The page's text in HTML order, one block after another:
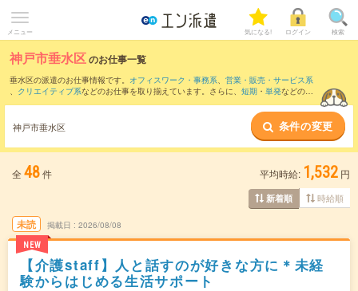
メニュー 気になる! ログイン 検索
神戸市垂水区のお仕事一覧
垂水区の派遣のお仕事情報です。 オフィスワーク・事務系、 営業・販売・サービス系
、 クリエイティブ系などのお仕事を取り揃えています。さらに、 短期 ・ 単発などの期
また、西区・明石市
など隣接エリアのお仕事もご確認いただ
けます。
神戸市垂水区 条件の変更
全 48件 平均時給: 1,532 円
新着順 時給順
未読
NEW
掲載日 2026/08/08
【介護staff】人と話すのが好きな方に＊未経
験からはじめる生活サポート